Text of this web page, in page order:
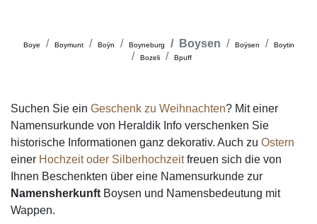
Boye Boymunt Boÿn Boyneburg Boysen Boÿsen
Boytin
Bozeli
Bpuff
Suchen Sie ein Geschenk zu Weihnachten? Mit einer
Namensurkunde von Heraldik Info verschenken Sie
historische Informationen ganz dekorativ. Auch zu Ostern
einer Hochzeit oder Silberhochzeitfreuen sich die von
Ihnen Beschenkten über eine Namensurkunde zur
Namensherkunft Boysen und Namensbedeutung mit
Wappen.